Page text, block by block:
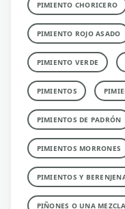
PIMIENTO CHORICERO
PIMIENTO ROJO ASADO
PIMIENTO VERDE
PIMIENTOS
PIMIENTOS DE PADRÓN
PIMIENTOS MORRONES
PIMIENTOS Y
PIÑONES O UNA MEZCLA